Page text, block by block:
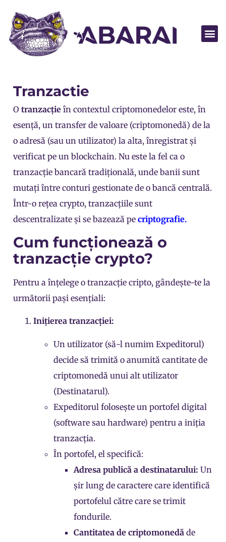
Tranzactie
O tranzacție în contextul criptomonedelor este, în
esență, un transfer de valoare (criptomonedă) de la
o adresă (sau un utilizator) la alta, înregistrat și
verificat pe un blockchain. Nu este la fel ca o
tranzacție bancară tradițională, unde banii sunt
mutați între conturi gestionate de o bancă centrală.
Într-o rețea crypto, tranzacțiile sunt
descentralizate și se bazează pe criptografie.
Cum funcționează o
tranzacție crypto?
Pentru a înțelege o tranzacție cripto, gândește-te la
următorii pași esențiali:
Inițierea tranzacției:
Un utilizator (să-l numim Expeditorul)
decide să trimită o anumită cantitate de
criptomonedă unui alt utilizator
(Destinatarul).
Expeditorul folosește un portofel digital
(software sau hardware) pentru a iniția
tranzacția.
În portofel, el specifică:
Adresa publică a destinatarului: Un
șir lung de caractere care identifică
portofelul către care se trimit
fondurile.
Cantitatea de criptomonedă de